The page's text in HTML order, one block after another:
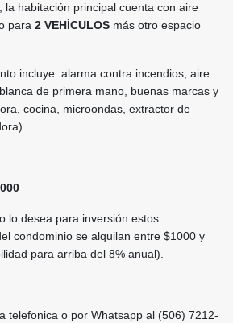
la habitación principal cuenta con aire
para 2 VEHÍCULOS más otro espacio
incluye: alarma contra incendios, aire
de primera mano, buenas marcas y
cocina, microondas, extractor de
lo desea para inversión estos
condominio se alquilan entre $1000 y
para arriba del 8% anual).
telefonica o por Whatsapp al (506) 7212-